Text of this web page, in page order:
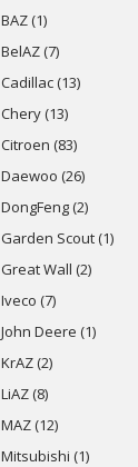
BAZ (1)
BelAZ (7)
Cadillac (13)
Chery (13)
Citroen (83)
Daewoo (26)
DongFeng (2)
Garden Scout (1)
Great Wall (2)
Iveco (7)
John Deere (1)
KrAZ (2)
LiAZ (8)
MAZ (12)
Mitsubishi (1)